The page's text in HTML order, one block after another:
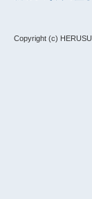
Copyright (c)